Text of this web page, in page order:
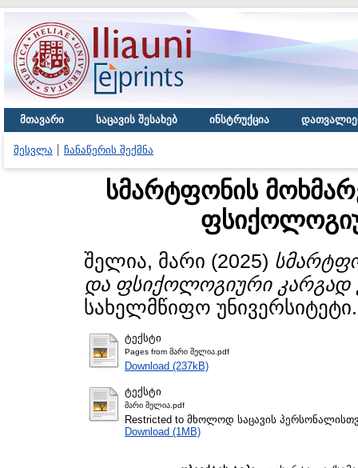
მთავარი საცავის შესახებ ინსტრუქცია
შესვლა ჩანაწერის შექმნა
სმარტფონის
შელია, მარი (2025)
და ფსიქოლოგიური კარგად
სახელმწიფო უნივერსიტეტი.
ტექსტი
Pages from მარი შელია.pdf
Download (237kB)
ტექსტი
მარი შელია.pdf
Restricted to მხოლოდ საცავის
Download (1MB)